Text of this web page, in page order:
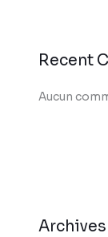
Recent
Aucun
Archives